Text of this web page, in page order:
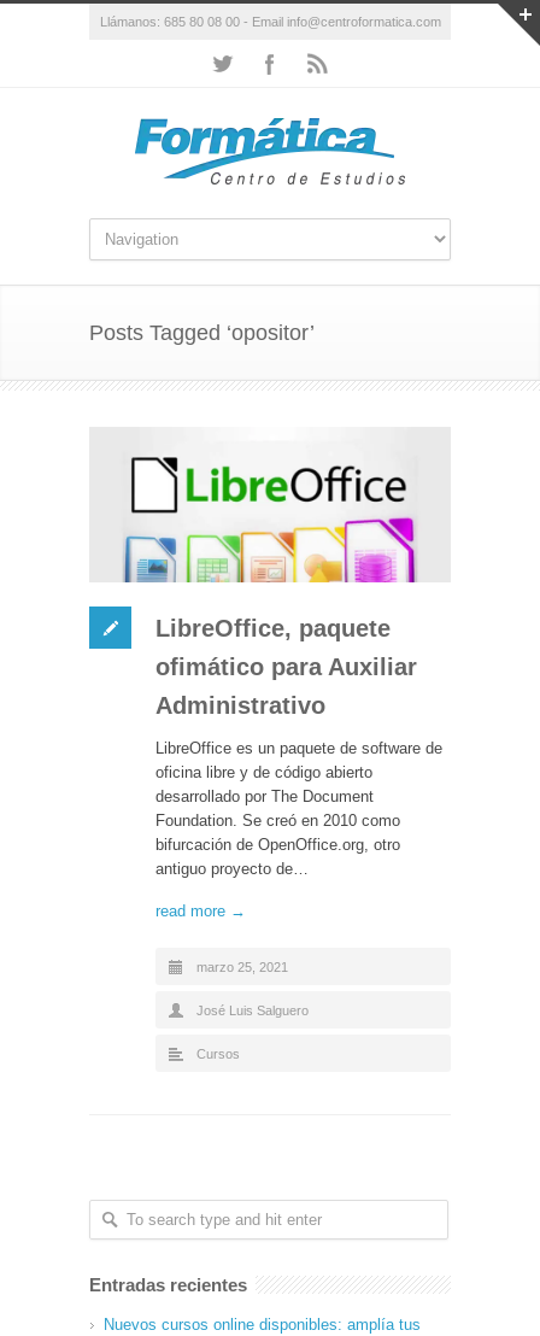
Llámanos: 685 80 08 00 - Email info@centroformatica.com
Posts Tagged ‘opositor’
LibreOffice, paquete
ofimático para Auxiliar
Administrativo
LibreOffice es un paquete de software de
oficina libre y de código abierto
desarrollado por The Document
Foundation. Se creó en 2010 como
bifurcación de OpenOffice.org, otro
antiguo proyecto de…
read more →
marzo 25, 2021
José Luis Salguero
Cursos
Entradas recientes
Nuevos cursos online disponibles: amplía tus